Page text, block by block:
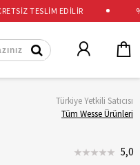
TESLİM EDİLİR
Türkiye Yetkili Satıcısı
Tüm Wesse Ürünleri
5,0